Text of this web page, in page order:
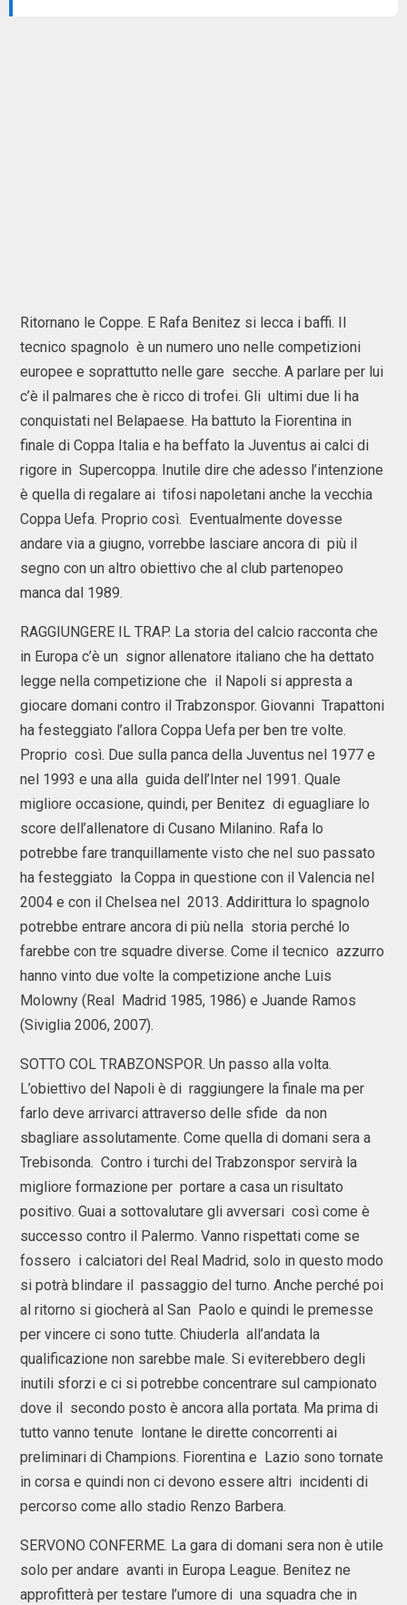
Ritornano le Coppe. E Rafa Benitez si lecca i baffi. Il
tecnico spagnolo è un numero uno nelle competizioni
europee e soprattutto nelle gare secche. A parlare per lui
c’è il palmares che è ricco di trofei. Gli ultimi due li ha
conquistati nel Belapaese. Ha battuto la Fiorentina in
finale di Coppa Italia e ha beffato la Juventus ai calci di
rigore in Supercoppa. Inutile dire che adesso l’intenzione
è quella di regalare ai tifosi napoletani anche la vecchia
Coppa Uefa. Proprio così. Eventualmente dovesse
andare via a giugno, vorrebbe lasciare ancora di più il
segno con un altro obiettivo che al club partenopeo
manca dal 1989.
RAGGIUNGERE IL TRAP. La storia del calcio racconta che
in Europa c’è un signor allenatore italiano che ha dettato
legge nella competizione che il Napoli si appresta a
giocare domani contro il Trabzonspor. Giovanni Trapattoni
ha festeggiato l’allora Coppa Uefa per ben tre volte.
Proprio così. Due sulla panca della Juventus nel 1977 e
nel 1993 e una alla guida dell’Inter nel 1991. Quale
migliore occasione, quindi, per Benitez di eguagliare lo
score dell’allenatore di Cusano Milanino. Rafa lo
potrebbe fare tranquillamente visto che nel suo passato
ha festeggiato la Coppa in questione con il Valencia nel
2004 e con il Chelsea nel 2013. Addirittura lo spagnolo
potrebbe entrare ancora di più nella storia perché lo
farebbe con tre squadre diverse. Come il tecnico azzurro
hanno vinto due volte la competizione anche Luis
Molowny (Real Madrid 1985, 1986) e Juande Ramos
(Siviglia 2006, 2007).
SOTTO COL TRABZONSPOR. Un passo alla volta.
L’obiettivo del Napoli è di raggiungere la finale ma per
farlo deve arrivarci attraverso delle sfide da non
sbagliare assolutamente. Come quella di domani sera a
Trebisonda. Contro i turchi del Trabzonspor servirà la
migliore formazione per portare a casa un risultato
positivo. Guai a sottovalutare gli avversari così come è
successo contro il Palermo. Vanno rispettati come se
fossero i calciatori del Real Madrid, solo in questo modo
si potrà blindare il passaggio del turno. Anche perché poi
al ritorno si giocherà al San Paolo e quindi le premesse
per vincere ci sono tutte. Chiuderla all’andata la
qualificazione non sarebbe male. Si eviterebbero degli
inutili sforzi e ci si potrebbe concentrare sul campionato
dove il secondo posto è ancora alla portata. Ma prima di
tutto vanno tenute lontane le dirette concorrenti ai
preliminari di Champions. Fiorentina e Lazio sono tornate
in corsa e quindi non ci devono essere altri incidenti di
percorso come allo stadio Renzo Barbera.
SERVONO CONFERME. La gara di domani sera non è utile
solo per andare avanti in Europa League. Benitez ne
approfitterà per testare l’umore di una squadra che in